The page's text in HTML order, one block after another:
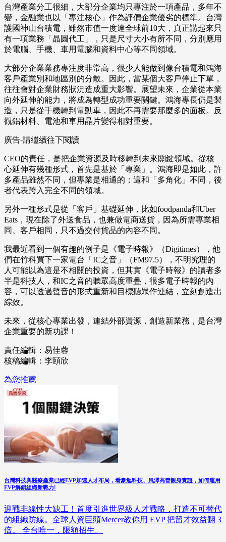
台灣產業分工很細，大部分企業均只專注於一項產品，多年不
變，金融業也以「專注核心」作為評價企業優劣的標準。台灣
護國神山台積電，雖然市值一度達全球前10大，真正講起來只
有一項業務「晶圓代工」，只是尺寸大小有所不同，分別應用
於電腦、手機、車用電腦和資料中心等不同領域。
大部分企業業務專注度非常高，很少人能做到像台積電和鴻海
客戶產業別和地區別的分散。因此，當某個大客戶停止下單，
往往會對企業財務狀況造成重大影響。展望未來，企業從本業
向外延伸的能力，將成為轉型成功重要關鍵。鴻海專長仍是製
造，只是從手機轉到電動車，因此不再需要那麼多的面板。反
觀鋁材料、電池和車用晶片變得相對重要。
廣告-請繼續往下閱讀
CEO的責任，是把企業資源及時移轉到未來關鍵領域。從核
心延伸有幾種形式，首先是基於「專業」。鴻海即是如此，許
多產品雖然不同，但專業是相通的；這和「多角化」不同，後
者代表跨入完全不同的領域。
另外一種形式是從「客戶」基礎延伸，比如foodpanda和Uber
Eats，現在除了外送食品，也兼做電商送貨，因為所需專業相
同、客戶相同，只不過交付貨品的內容不同。
我最近看到一個有趣的例子是《電子時報》（Digitimes），他
們在竹科買下一家電台「IC之音」（FM97.5），不明究理的
人可能以為這是不相關的投資，但其實《電子時報》的讀者多
半是科技人，和IC之音的聽眾高度重疊，很多電子時報的內
容，可以透過聲音的形式重新和目標聽眾作連結，立刻創造出
綜效。
未來，從核心專業出發，連結外部資源，創造新業務，是台灣
企業重要的新功課！
責任編輯：易佳蓉
核稿編輯：李頤欣
為您推薦
台灣科技與醫療產業已經EVP加速人才布局，看豪勉科技、風澤高管親身實證，如何運用
EVP解鎖組織新戰力!
迎戰非線性大缺工！首度引進世界級人才戰略，打造不可替代
的組織防線。全球人資巨頭Mercer教你用 EVP 把留才效益翻 3
倍。 全台唯一，限額招生。